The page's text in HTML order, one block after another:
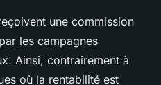
une commission
les campagnes
Ainsi, contrairement à
où la rentabilité est